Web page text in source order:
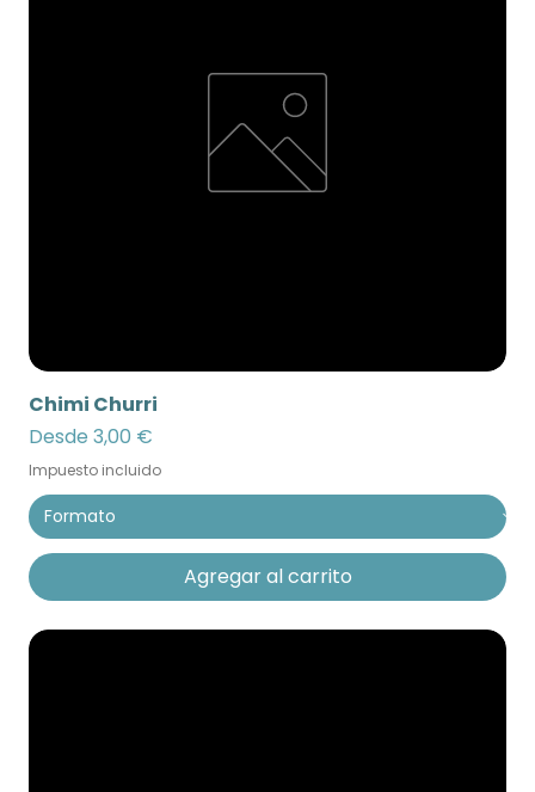
Chimi Churri
Desde 3,00 €
Precio de oferta
Impuesto incluido
Agregar al carrito